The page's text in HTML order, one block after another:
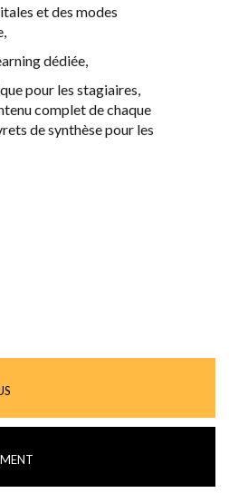
et des modes
dédiée,
pour les stagiaires,
complet de chaque
de synthèse pour les